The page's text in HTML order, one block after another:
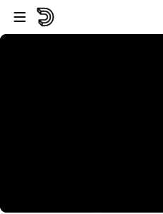
Vai al lettore
Passa al contenuto principale